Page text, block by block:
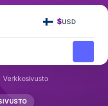
$USD
Verkkosivusto